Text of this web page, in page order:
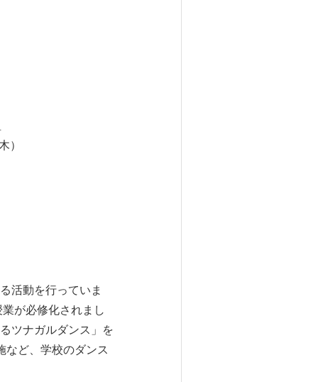
）
活動を行っていま
が必修化されまし
ツナガルダンス」を
など、学校のダンス